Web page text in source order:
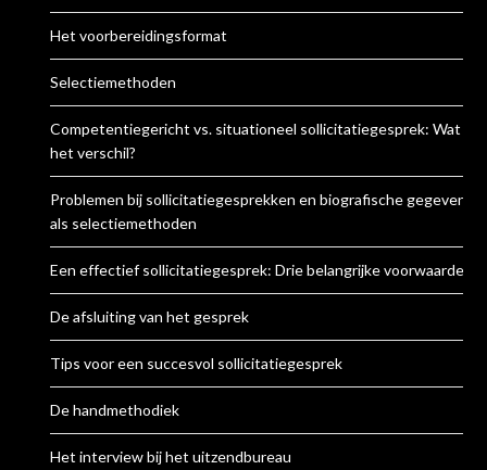
Het voorbereidingsformat
Selectiemethoden
Competentiegericht vs. situationeel sollicitatiegesprek: Wat is
het verschil?
Problemen bij sollicitatiegesprekken en biografische gegevens
als selectiemethoden
Een effectief sollicitatiegesprek: Drie belangrijke voorwaarden
De afsluiting van het gesprek
Tips voor een succesvol sollicitatiegesprek
De handmethodiek
Het interview bij het uitzendbureau